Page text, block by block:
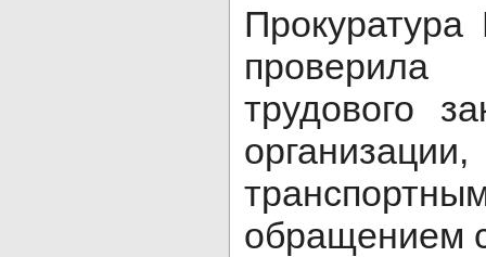
трудового
обращением